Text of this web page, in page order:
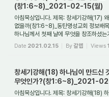
(창1:6~8)_2021-02-15(월)
아침묵상입니다. 제목: 창세기강해(17)
없을까(창1:6~8)_동탄명성교회 정
하나님께서 첫째 날에 무엇을 창조하셨
창조하셨...
Date 2021.02.15 By갈렙 Views
창세기강해(18) 하나님이 만드신
무엇인가?(창1:6~8)_2021-
아침묵상입니다. 제목: 창세기강해(18)